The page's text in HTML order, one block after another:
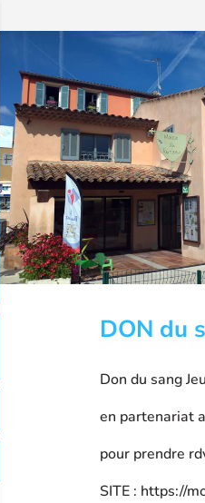
DON du
Don du sang
en partenariat
pour prendre
SITE : https://